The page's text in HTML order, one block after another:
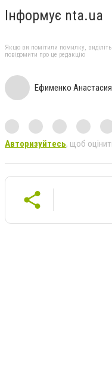
Інформує nta.ua
Якщо ви помітили помилку, виділіть
повідомити про це редакцію
Ефименко Анастасия
Авторизуйтесь, щоб